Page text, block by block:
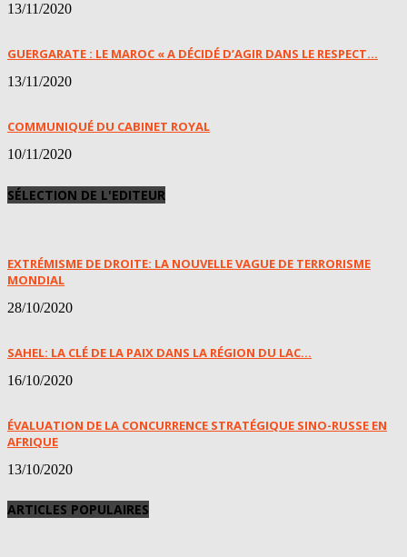
13/11/2020
GUERGARATE : LE MAROC « A DÉCIDÉ D’AGIR DANS LE RESPECT...
13/11/2020
COMMUNIQUÉ DU CABINET ROYAL
10/11/2020
SÉLECTION DE L'EDITEUR
EXTRÉMISME DE DROITE: LA NOUVELLE VAGUE DE TERRORISME
MONDIAL
28/10/2020
SAHEL: LA CLÉ DE LA PAIX DANS LA RÉGION DU LAC...
16/10/2020
ÉVALUATION DE LA CONCURRENCE STRATÉGIQUE SINO-RUSSE EN
AFRIQUE
13/10/2020
ARTICLES POPULAIRES